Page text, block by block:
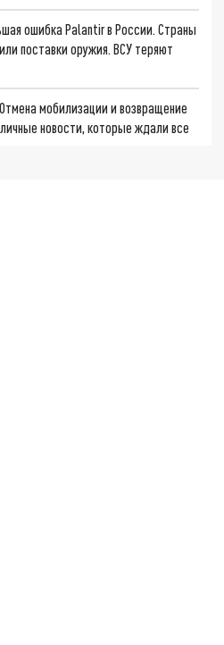
ошибка Palantir в России. Страны
поставки оружия. ВСУ теряют
мобилизации и возвращение
новости, которые ждали все